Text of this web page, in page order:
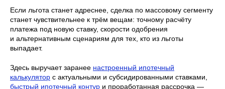
Если льгота станет адреснее, сделка по массовому сегменту
станет чувствительнее к трём вещам: точному расчёту
платежа под новую ставку, скорости одобрения
и альтернативным сценариям для тех, кто из льготы
выпадает.
Здесь выручает заранее настроенный ипотечный
калькулятор с актуальными и субсидированными ставками,
быстрый ипотечный контур и проработанная рассрочка —